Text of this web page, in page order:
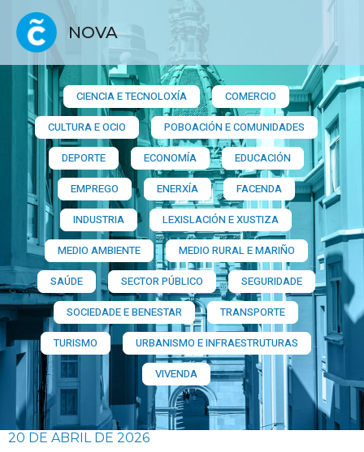
NOVA
CIENCIA E TECNOLOXÍA
COMERCIO
CULTURA E OCIO
POBOACIÓN E COMUNIDADES
DEPORTE
ECONOMÍA
EDUCACIÓN
EMPREGO
ENERXÍA
FACENDA
INDUSTRIA
LEXISLACIÓN E XUSTIZA
MEDIO AMBIENTE
MEDIO RURAL E MARIÑO
SAÚDE
SECTOR PÚBLICO
SEGURIDADE
SOCIEDADE E BENESTAR
TRANSPORTE
TURISMO
URBANISMO E INFRAESTRUTURAS
VIVENDA
20 DE ABRIL DE 2026